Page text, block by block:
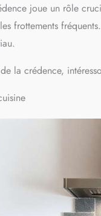
joue un rôle
frottements
la crédence,